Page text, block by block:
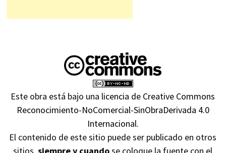
Este obra está bajo una licencia de Creative Commons
Reconocimiento-NoComercial-SinObraDerivada 4.0
Internacional.
El contenido de este sitio puede ser publicado en otros